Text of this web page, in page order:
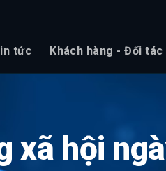
tức Khách hàng - Đối tác
xã hội